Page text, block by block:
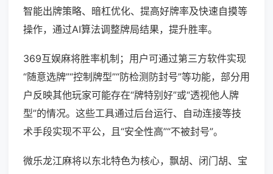
智能出牌策略、暗杠优化、提高好牌率及快速自摸等
操作，通过AI算法调整牌局结果，提升胜率。
369互娱麻将胜率机制；用户可通过第三方软件实现
“随意选牌”“控制牌型”“防检测防封号”等功能，部分用
户反映其他玩家可能存在“牌特别好”或“透视他人牌
型”的情况。这些工具通过后台运行、自动连接等技
术手段实现不平公，且“安全性高”“不被封号”。
微乐龙江麻将以东北特色为核心，飘胡、闭门胡、宝